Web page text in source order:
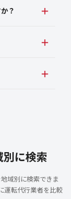
？
に検索
域別に検索できま
運転代行業者を比較